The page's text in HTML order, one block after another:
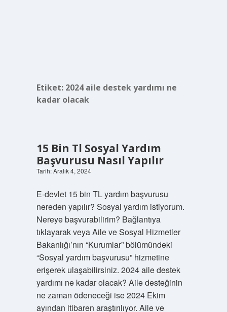
Etiket: 2024 aile destek yardımı ne
kadar olacak
15 Bin Tl Sosyal Yardım
Başvurusu Nasıl Yapılır
Tarih: Aralık 4, 2024
E-devlet 15 bin TL yardım başvurusu
nereden yapılır? Sosyal yardım istiyorum.
Nereye başvurabilirim? Bağlantıya
tıklayarak veya Aile ve Sosyal Hizmetler
Bakanlığı’nın “Kurumlar” bölümündeki
“Sosyal yardım başvurusu” hizmetine
erişerek ulaşabilirsiniz. 2024 aile destek
yardımı ne kadar olacak? Aile desteğinin
ne zaman ödeneceği ise 2024 Ekim
ayından itibaren araştırılıyor. Aile ve